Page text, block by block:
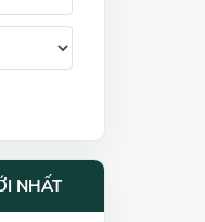
NHẤT